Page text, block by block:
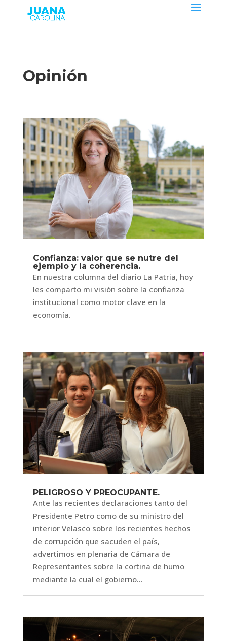
Opinión
Confianza: valor que se nutre del
ejemplo y la coherencia.
En nuestra columna del diario La Patria, hoy
les comparto mi visión sobre la confianza
institucional como motor clave en la
economía.
PELIGROSO Y PREOCUPANTE.
Ante las recientes declaraciones tanto del
Presidente Petro como de su ministro del
interior Velasco sobre los recientes hechos
de corrupción que sacuden el país,
advertimos en plenaria de Cámara de
Representantes sobre la cortina de humo
mediante la cual el gobierno...